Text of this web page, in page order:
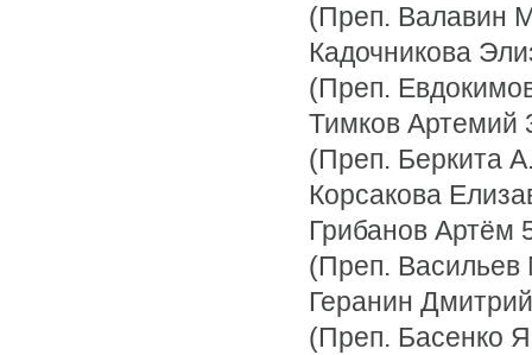
(Преп. Валавин
Кадочникова
(Преп.
Тимков Артемий
(Преп. Беркита
Корсакова
Грибанов Артём
(Преп. Васильев
Геранин
(Преп. Басенко